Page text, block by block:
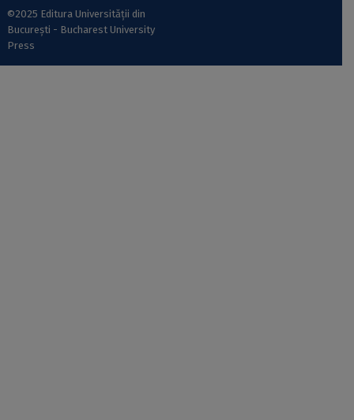
©2025 Editura Universității din
București - Bucharest University
Press